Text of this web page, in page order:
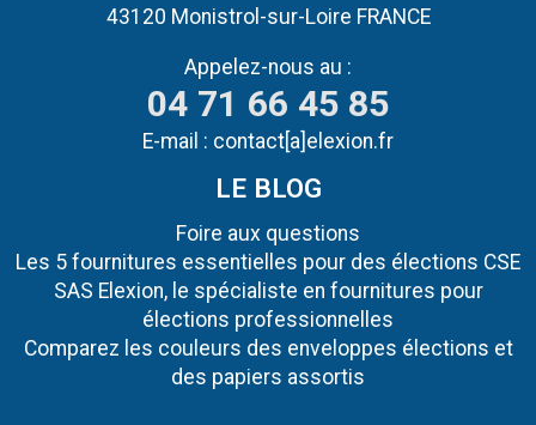
43120 Monistrol-sur-Loire FRANCE
Appelez-nous au :
04 71 66 45 85
E-mail : contact[a]elexion.fr
LE BLOG
Foire aux questions
Les 5 fournitures essentielles pour des élections CSE
SAS Elexion, le spécialiste en fournitures pour
élections professionnelles
Comparez les couleurs des enveloppes élections et
des papiers assortis